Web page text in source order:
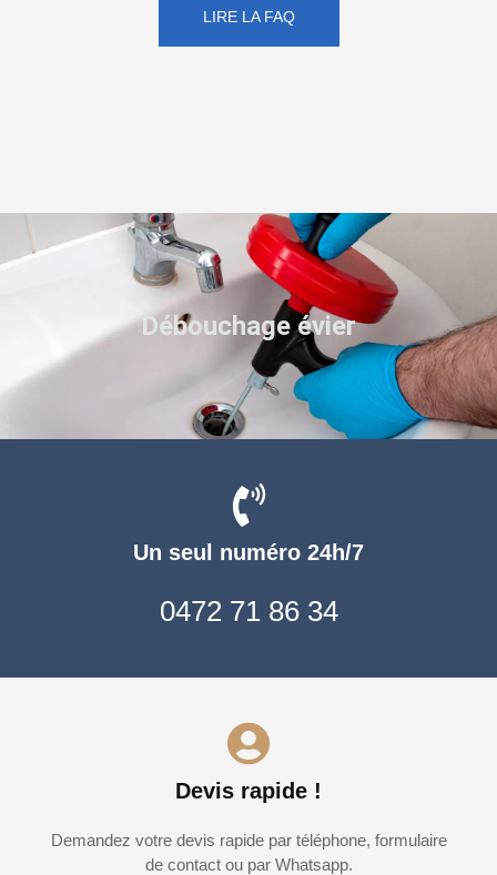
LIRE LA FAQ
Un seul numéro 24h/7
0472 71 86 34
Devis rapide !
Demandez votre devis rapide par téléphone, formulaire
de contact ou par Whatsapp.
Débouchage évier